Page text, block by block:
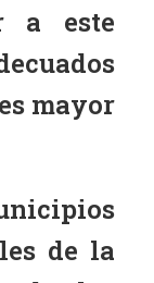
a este
mayor
de la